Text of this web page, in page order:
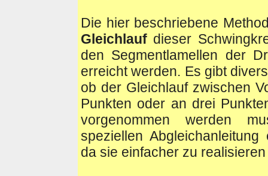
Die hier beschriebene
Gleichlauf dieser
den Segmentlamellen der
erreicht werden. Es gibt
ob der Gleichlauf zwischen
Punkten oder an drei
vorgenommen werden
speziellen
da sie einfacher zu